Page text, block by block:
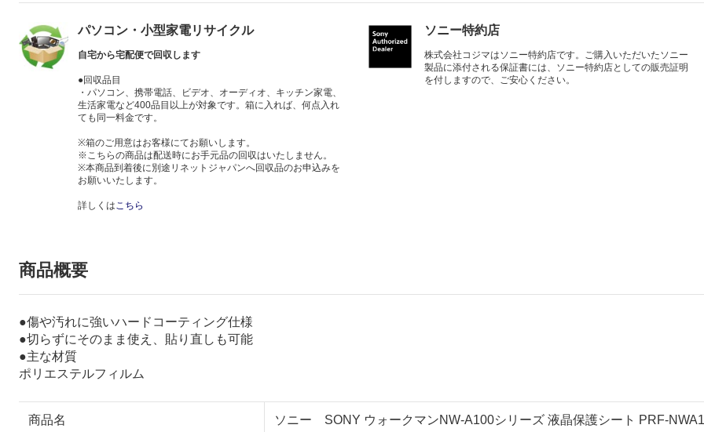
パソコン・小型家電リサイクル
自宅から宅配便で回収します
●回収品目
・パソコン、携帯電話、ビデオ、オーディオ、キッチン家電、
生活家電など400品目以上が対象です。箱に入れば、何点入れ
ても同一料金です。
※箱のご用意はお客様にてお願いします。
※こちらの商品は配送時にお手元品の回収はいたしません。
※本商品到着後に別途リネットジャパンへ回収品のお申込みを
お願いいたします。
詳しくは こちら
ソニー特約店
株式会社コジマはソニー特約店です。ご購入いただいたソニー
製品に添付される保証書には、ソニー特約店としての販売証明
を付しますので、ご安心ください。
商品概要
●傷や汚れに強いハードコーティング仕様
●切らずにそのまま使え、貼り直しも可能
●主な材質
ポリエステルフィルム
商品名 ソニー SONY ウォークマンNW-A100シリーズ 液晶保護シート PRF-